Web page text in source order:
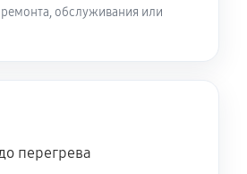
обслуживания или
перегрева